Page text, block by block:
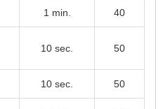
1 min. 40
10 sec. 50
10 sec. 50